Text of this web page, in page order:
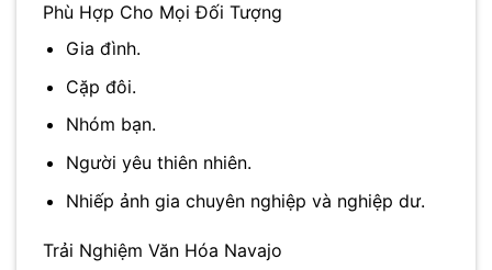
Phù Hợp Cho Mọi Đối Tượng
Gia đình.
Cặp đôi.
Nhóm bạn.
Người yêu thiên nhiên.
Nhiếp ảnh gia chuyên nghiệp và nghiệp dư.
Trải Nghiệm Văn Hóa Navajo